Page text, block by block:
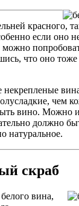
красного,
если оно
можно
что оно
чем
вино. Можно
должно
натуральное.
скраб
вина,